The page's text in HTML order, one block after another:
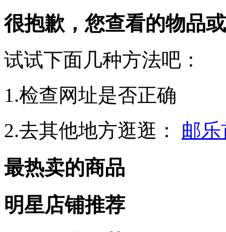
很抱歉，您查看的物品
试试下面几种方法吧：
1.检查网址是否正确
2.去其他地方逛逛：
邮
最热卖的商品
明星店铺推荐